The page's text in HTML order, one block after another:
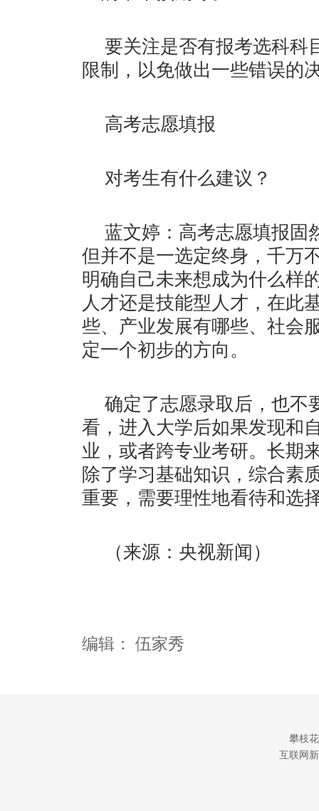
要关注是否有报考选科科
限制，以免做出一些错误的
高考志愿填报
对考生有什么建议？
蓝文婷：高考志愿填报固
但并不是一选定终身，千万
明确自己未来想成为什么样
人才还是技能型人才，在此
些、产业发展有哪些、社会
定一个初步的方向。
确定了志愿录取后，也不
看，进入大学后如果发现和
业，或者跨专业考研。长期
除了学习基础知识，综合素
重要，需要理性地看待和选
（来源：央视新闻）
编辑： 伍家秀
攀枝
互联网